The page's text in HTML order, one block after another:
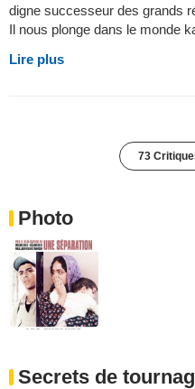
digne successeur des grands
Il nous plonge dans le monde
Lire plus
73
Photo
Secrets de